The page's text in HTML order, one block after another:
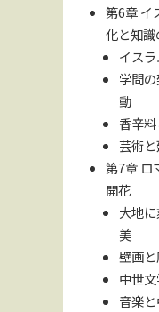
第6章 イ
化と知
イス
学問
動
香辛
芸術
第7章 ロ
開花
大地
美
壁画
中世
音楽